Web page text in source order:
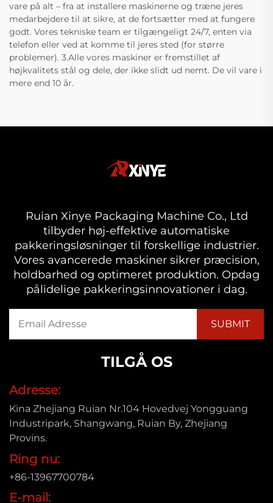
vare på alt – fra at installere maskinerne og træne jeres
medarbejdere til at sikre, at de fortsætter med at fungere
godt. Vores tekniske team er tilgængeligt 24/7, enten via
telefon eller ved at komme til jeres sted (for større
problemer). 3.Alle vores maskiner er fremstillet af
højkvalitets stål og dele, der ikke slidt ud nemt. De vil vare i
mere end 10 år.
Ruian Xinye Packaging Machine Co., Ltd
tilbyder høj-effektive automatiske
pakkeringsløsninger til forskellige industrier.
Vores avancerede maskiner sikrer præcision,
holdbarhed og optimeret produktion. Opdag
pålidelige pakkeringsinnovationer i dag.
TILGÅ OS
Adresse:
Kina Zhejiang Ruian Nr.104 Hovedvej Yongguang
Industripark, Shangwang, Ruian By, Zhejiang
Provins.
Ring nu:
+86-13967700784
E-mail: